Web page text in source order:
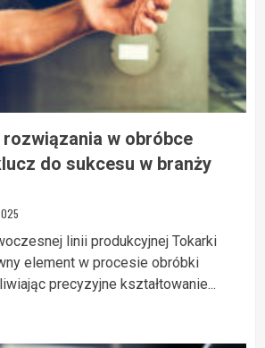
w obróbce
do sukcesu w branży
linii produkcyjnej Tokarki
element w procesie obróbki
precyzyjne kształtowanie...